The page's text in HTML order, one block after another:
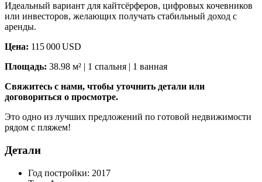
Идеальный вариант для кайтсёрферов, цифровых кочевников
или инвесторов, желающих получать стабильный доход с
аренды.
Цена: 115 000 USD
Площадь: 38.98 м² | 1 спальня | 1 ванная
Свяжитесь с нами, чтобы уточнить детали или
договориться о просмотре.
Это одно из лучших предложений по готовой недвижимости
рядом с пляжем!
Детали
Год постройки: 2017